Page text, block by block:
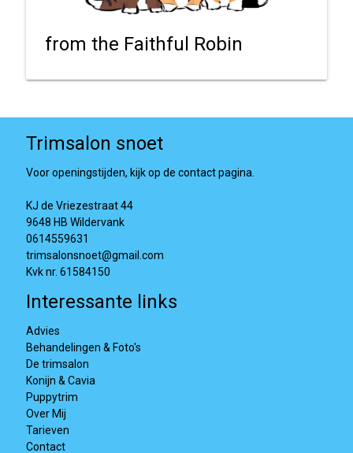
from the Faithful Robin
Trimsalon snoet
Voor openingstijden, kijk op de contact pagina.
KJ de Vriezestraat 44
9648 HB Wildervank
0614559631
trimsalonsnoet@gmail.com
Kvk nr. 61584150
Interessante links
Advies
Behandelingen & Foto's
De trimsalon
Konijn & Cavia
Puppytrim
Over Mij
Tarieven
Contact